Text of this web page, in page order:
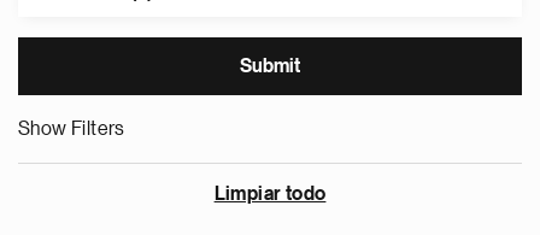
Show Filters
Limpiar todo